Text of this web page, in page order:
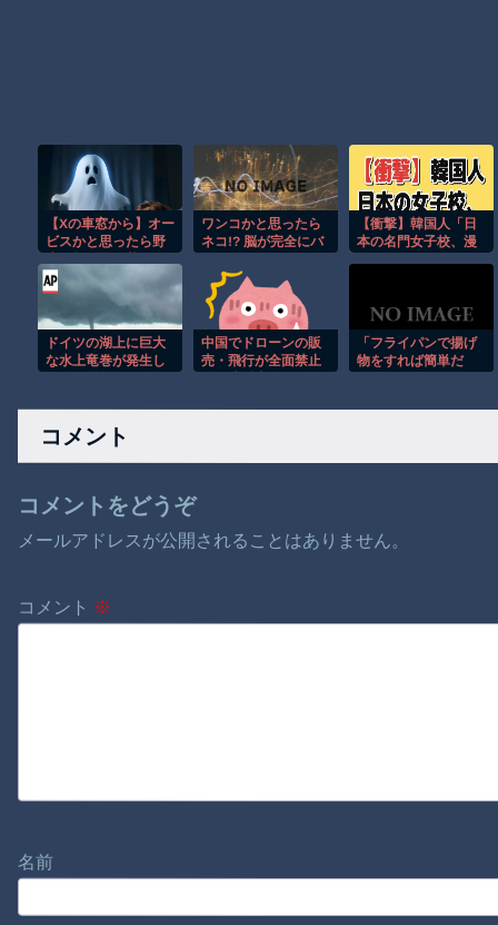
【Xの車窓から】オー
ビスかと思ったら野
か
ワンコかと思ったら
ネコ!? 脳が完全にバ
【衝撃】韓国人「日
本の名門女子校、漫
ドイツの湖上に巨大
な水上竜巻が発生し
中国でドローンの販
売・飛行が全面禁止
「フライパンで揚げ
物をすれば簡単だ
イパンを駄目にした
っと言い方があるだ
コメント
コメントをどうぞ
メールアドレスが公開されることはありません。
コメント ※
名前